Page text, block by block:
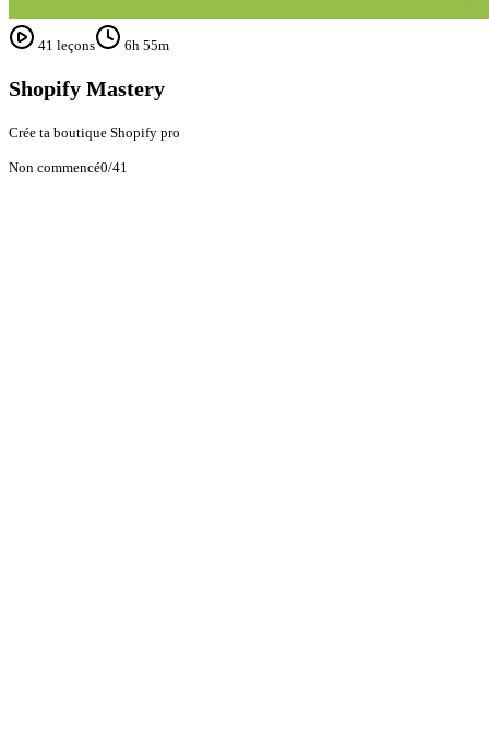
41 leçons 6h 55m
Shopify Mastery
Crée ta boutique Shopify pro
Non commencé0/41